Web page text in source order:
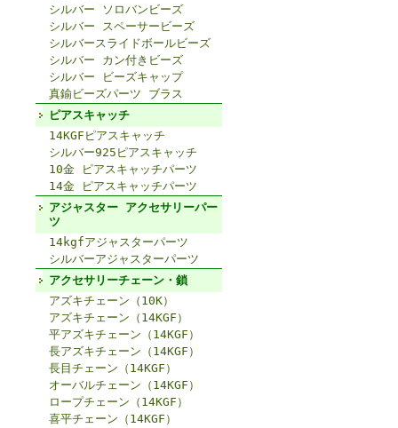
シルバー ソロバンビーズ
シルバー スペーサービーズ
シルバースライドボールビーズ
シルバー カン付きビーズ
シルバー ビーズキャップ
真鍮ビーズパーツ ブラス
ピアスキャッチ
14KGFピアスキャッチ
シルバー925ピアスキャッチ
10金 ピアスキャッチパーツ
14金 ピアスキャッチパーツ
アジャスター アクセサリーパー
ツ
14kgfアジャスターパーツ
シルバーアジャスターパーツ
アクセサリーチェーン・鎖
アズキチェーン（10K）
アズキチェーン（14KGF）
平アズキチェーン（14KGF）
長アズキチェーン（14KGF）
長目チェーン（14KGF）
オーバルチェーン（14KGF）
ロープチェーン（14KGF）
喜平チェーン（14KGF）